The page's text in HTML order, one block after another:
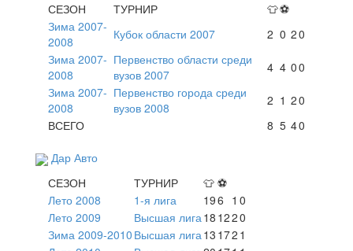
СЕЗОН
ТУРНИР 👕⚽
Зима 2007-
2008
Кубок области 2007 2 0 20
Зима 2007-
2008
Первенство области среди
вузов 2007
4 4 00
Зима 2007-
2008
Первенство города среди
вузов 2008
2 1 20
ВСЕГО
8 5 40
Дар Авто
СЕЗОН
ТУРНИР 👕 ⚽
Лето 2008
1-я лига 196 1 0
Лето 2009
Высшая лига 18 1220
Зима 2009-2010 Высшая лига 13 172 1